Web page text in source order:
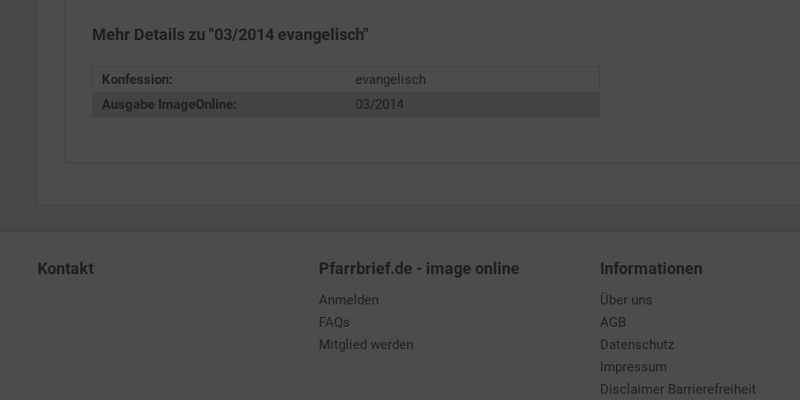
Mehr Details zu "03/2014 evangelisch"
Konfession:
evangelisch
Ausgabe ImageOnline:
03/2014
Kontakt Pfarrbrief.de - image online
Anmelden
FAQs
Mitglied werden
Informationen
Über uns
AGB
Datenschutz
Impressum
Disclaimer Barrierefreiheit